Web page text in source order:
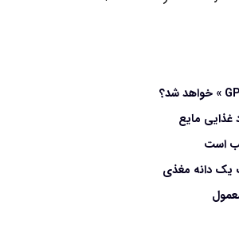
غذایی مایع
است
یک دانه مغذی